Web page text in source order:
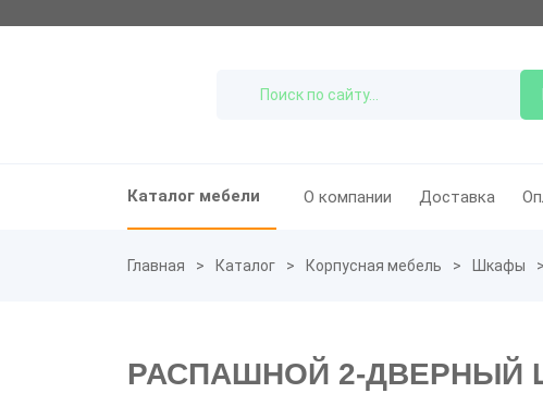
Каталог мебели О компании Доставка
Главная Каталог Корпусная мебель Шкафы
РАСПАШНОЙ 2-ДВЕРНЫЙ